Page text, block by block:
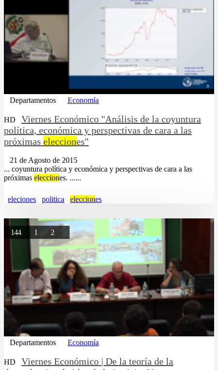
Departamentos Economía
HD
Viernes Económico "Análisis de la coyuntura
política, económica y perspectivas de cara a las
próximas elecciones"
21 de Agosto de 2015
... coyuntura política y económica y perspectivas de cara a las
próximas elecciones. ......
eleciones politica elecciones
144 1 2
Departamentos Economía
HD
Viernes Económico | De la teoría de la